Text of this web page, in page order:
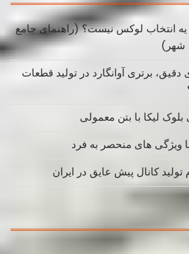
انتخاب لوکس نیست؟ (راهنمای جامع
‌شهر)
برتری آوانگارد در تولید قطعات
لیکا با بتن معمولی
ویژگی های منحصر به فرد
کانال پیش عایق در ایران